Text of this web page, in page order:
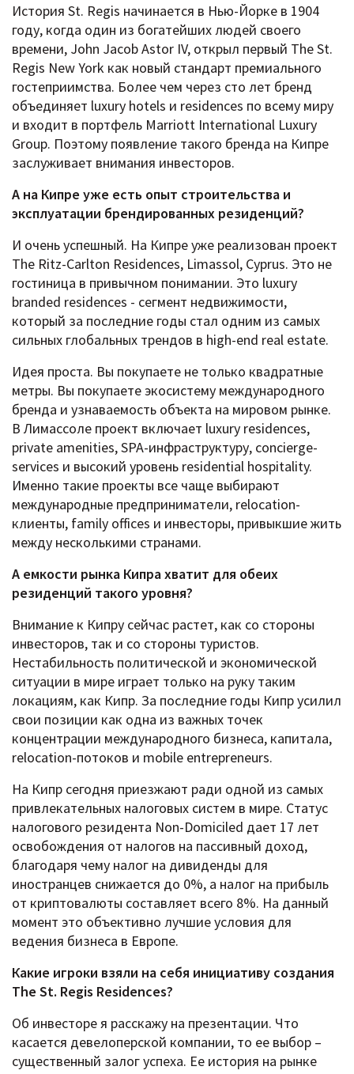
История St. Regis начинается в Нью-Йорке в 1904
году, когда один из богатейших людей своего
времени, John Jacob Astor IV, открыл первый The St.
Regis New York как новый стандарт премиального
гостеприимства. Более чем через сто лет бренд
объединяет luxury hotels и residences по всему миру
и входит в портфель Marriott International Luxury
Group. Поэтому появление такого бренда на Кипре
заслуживает внимания инвесторов.
А на Кипре уже есть опыт строительства и
эксплуатации брендированных резиденций?
И очень успешный. На Кипре уже реализован проект
The Ritz-Carlton Residences, Limassol, Cyprus. Это не
гостиница в привычном понимании. Это luxury
branded residences - сегмент недвижимости,
который за последние годы стал одним из самых
сильных глобальных трендов в high-end real estate.
Идея проста. Вы покупаете не только квадратные
метры. Вы покупаете экосистему международного
бренда и узнаваемость объекта на мировом рынке.
В Лимассоле проект включает luxury residences,
private amenities, SPA-инфраструктуру, concierge-
services и высокий уровень residential hospitality.
Именно такие проекты все чаще выбирают
международные предприниматели, relocation-
клиенты, family offices и инвесторы, привыкшие жить
между несколькими странами.
А емкости рынка Кипра хватит для обеих
резиденций такого уровня?
Внимание к Кипру сейчас растет, как со стороны
инвесторов, так и со стороны туристов.
Нестабильность политической и экономической
ситуации в мире играет только на руку таким
локациям, как Кипр. За последние годы Кипр усилил
свои позиции как одна из важных точек
концентрации международного бизнеса, капитала,
relocation-потоков и mobile entrepreneurs.
На Кипр сегодня приезжают ради одной из самых
привлекательных налоговых систем в мире. Статус
налогового резидента Non-Domiciled дает 17 лет
освобождения от налогов на пассивный доход,
благодаря чему налог на дивиденды для
иностранцев снижается до 0%, а налог на прибыль
от криптовалюты составляет всего 8%. На данный
момент это объективно лучшие условия для
ведения бизнеса в Европе.
Какие игроки взяли на себя инициативу создания
The St. Regis Residences?
Об инвесторе я расскажу на презентации. Что
касается девелоперской компании, то ее выбор –
существенный залог успеха. Ее история на рынке